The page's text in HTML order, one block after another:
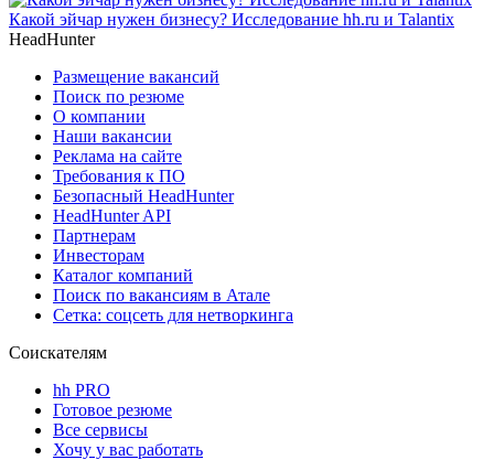
Какой эйчар нужен бизнесу? Исследование hh.ru и Talantix
HeadHunter
Размещение вакансий
Поиск по резюме
О компании
Наши вакансии
Реклама на сайте
Требования к ПО
Безопасный HeadHunter
HeadHunter API
Партнерам
Инвесторам
Каталог компаний
Поиск по вакансиям в Атале
Сетка: соцсеть для нетворкинга
Соискателям
hh PRO
Готовое резюме
Все сервисы
Хочу у вас работать